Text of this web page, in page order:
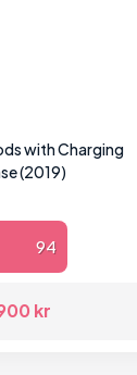
with Charging
(2019)
94
kr